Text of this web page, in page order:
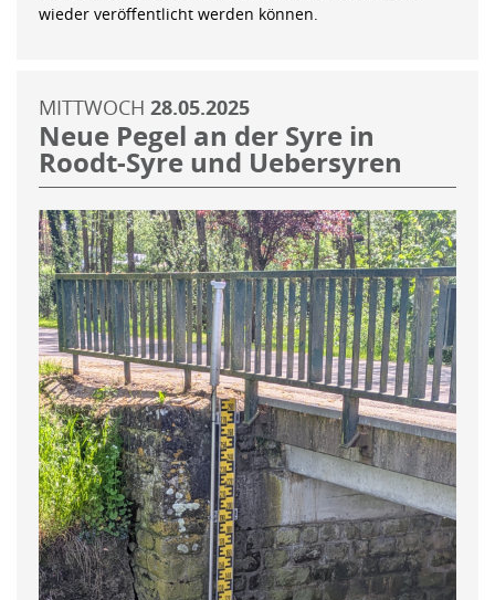
wieder veröffentlicht werden können.
MITTWOCH 28.05.2025
Neue Pegel an der Syre in
Roodt-Syre und Uebersyren